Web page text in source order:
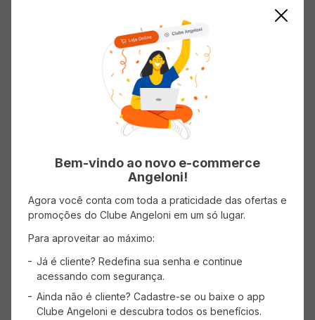
Avaliações
Todos
CADASTRE-SE
Bem-vindo ao novo e-commerce
Angeloni!
Agora você conta com toda a praticidade das ofertas e
promoções do Clube Angeloni em um só lugar.
Para aproveitar ao máximo:
Já é cliente? Redefina sua senha e continue
acessando com segurança.
Ainda não é cliente? Cadastre-se ou baixe o app
Clube Angeloni e descubra todos os benefícios.